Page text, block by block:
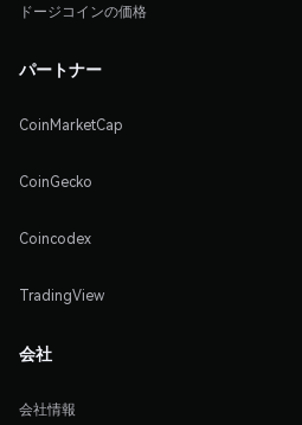
ドージコインの価格
パートナー
CoinMarketCap
CoinGecko
Coincodex
TradingView
会社
会社情報